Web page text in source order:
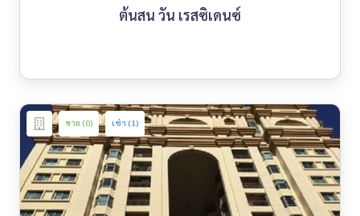
ต้นสน วัน เรสซิเดนซ์
ขาย (0) เช่า (1)